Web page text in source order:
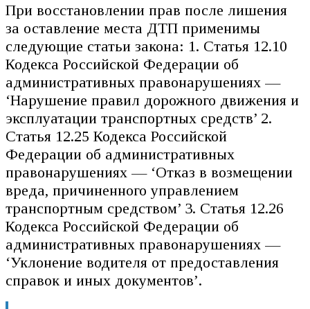
При восстановлении прав после лишения
за оставление места ДТП применимы
следующие статьи закона: 1. Статья 12.10
Кодекса Российской Федерации об
административных правонарушениях —
‘Нарушение правил дорожного движения и
эксплуатации транспортных средств’ 2.
Статья 12.25 Кодекса Российской
Федерации об административных
правонарушениях — ‘Отказ в возмещении
вреда, причиненного управлением
транспортным средством’ 3. Статья 12.26
Кодекса Российской Федерации об
административных правонарушениях —
‘Уклонение водителя от предоставления
справок и иных документов’.